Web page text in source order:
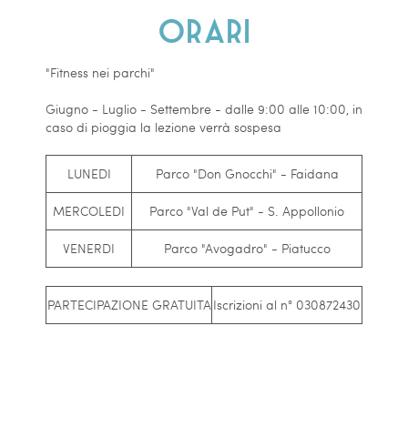
Orari
"Fitness nei parchi"
Giugno - Luglio - Settembre - dalle 9:00 alle 10:00, in
caso di pioggia la lezione verrà sospesa
LUNEDI Parco "Don Gnocchi" - Faidana
MERCOLEDI Parco "Val de Put" - S. Appollonio
VENERDI Parco "Avogadro" - Piatucco
PARTECIPAZIONE GRATUITAIscrizioni al n° 030872430